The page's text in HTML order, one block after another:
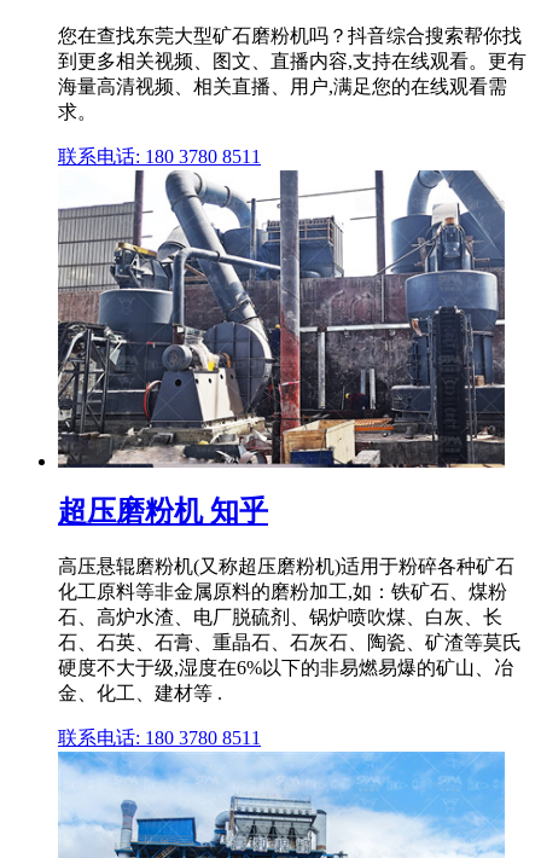
您在查找东莞大型矿石磨粉机吗？抖音综合搜索帮你找
到更多相关视频、图文、直播内容,支持在线观看。更有
海量高清视频、相关直播、用户,满足您的在线观看需
求。
联系电话: 180 3780 8511
超压磨粉机 知乎
高压悬辊磨粉机(又称超压磨粉机)适用于粉碎各种矿石
化工原料等非金属原料的磨粉加工,如：铁矿石、煤粉
石、高炉水渣、电厂脱硫剂、锅炉喷吹煤、白灰、长
石、石英、石膏、重晶石、石灰石、陶瓷、矿渣等莫氏
硬度不大于级,湿度在6%以下的非易燃易爆的矿山、冶
金、化工、建材等 .
联系电话: 180 3780 8511